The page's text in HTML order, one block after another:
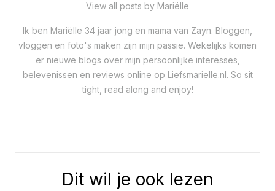
View all posts by Mariëlle
Ik ben Mariëlle 34 jaar jong en mama van Zayn. Bloggen,
vloggen en foto's maken zijn mijn passie. Wekelijks komen
er nieuwe blogs over mijn persoonlijke interesses,
belevenissen en reviews online op Liefsmarielle.nl. So sit
tight, read along and enjoy!
Dit wil je ook lezen